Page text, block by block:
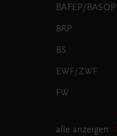
BAFEP/BASOP
BRP
BS
EWF/ZWF
FW
alle anzeigen